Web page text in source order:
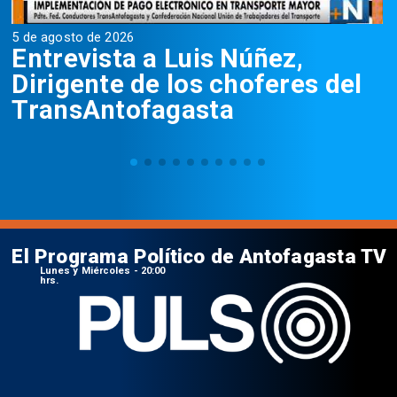
5 de agosto de 2026
Entrevista a Luis Núñez,
Dirigente de los choferes del
TransAntofagasta
El Programa Político de Antofagasta TV
Lunes y Miércoles - 20:00
hrs.